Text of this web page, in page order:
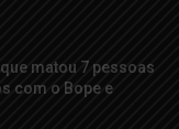
matou 7 pessoas
com o Bope e